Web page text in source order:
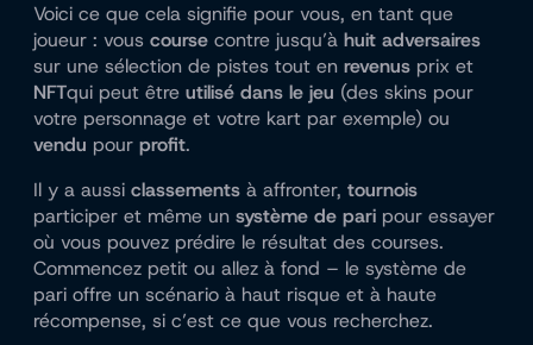
Voici ce que cela signifie pour vous, en tant que
joueur : vous course contre jusqu’à huit adversaires
sur une sélection de pistes tout en revenus prix et
NFTqui peut être utilisé dans le jeu (des skins pour
votre personnage et votre kart par exemple) ou
vendu pour profit.
Il y a aussi classements à affronter, tournois
participer et même un système de pari pour essayer
où vous pouvez prédire le résultat des courses.
Commencez petit ou allez à fond – le système de
pari offre un scénario à haut risque et à haute
récompense, si c’est ce que vous recherchez.